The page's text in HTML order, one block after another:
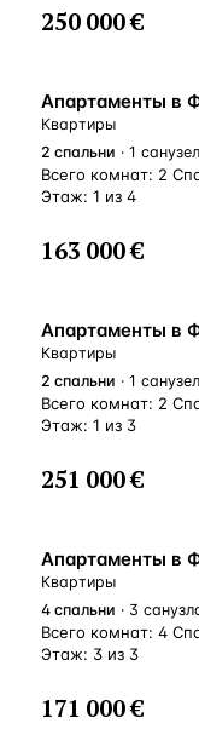
250 000 €
ВНЖ
Апартаменты в
Квартиры
2 спальни · 1
Всего комнат: 2
Этаж: 1 из 4
163 000 €
ВНЖ
Апартаменты в
Квартиры
2 спальни · 1
Всего комнат: 2
Этаж: 1 из 3
251 000 €
ВНЖ
Апартаменты в
Квартиры
4 спальни · 3
Всего комнат: 4
Этаж: 3 из 3
171 000 €